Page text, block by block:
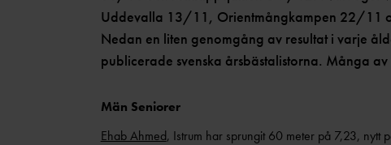
Uddevalla 13/11, Orientmångkampen 22/11
Nedan en liten genomgång av resultat i varje
publicerade svenska årsbästalistorna. Många
Män Seniorer
Ehab Ahmed, Istrum har sprungit 60 meter på 7,23, nytt